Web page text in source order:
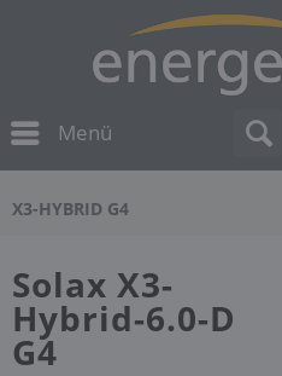
Menü
X3-HYBRID G4
Solax X3-
Hybrid-6.0-D
G4